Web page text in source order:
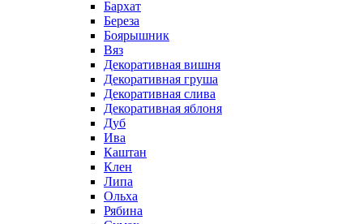
Бархат
Береза
Боярышник
Вяз
Декоративная вишня
Декоративная груша
Декоративная слива
Декоративная яблоня
Дуб
Ива
Каштан
Клен
Липа
Ольха
Рябина